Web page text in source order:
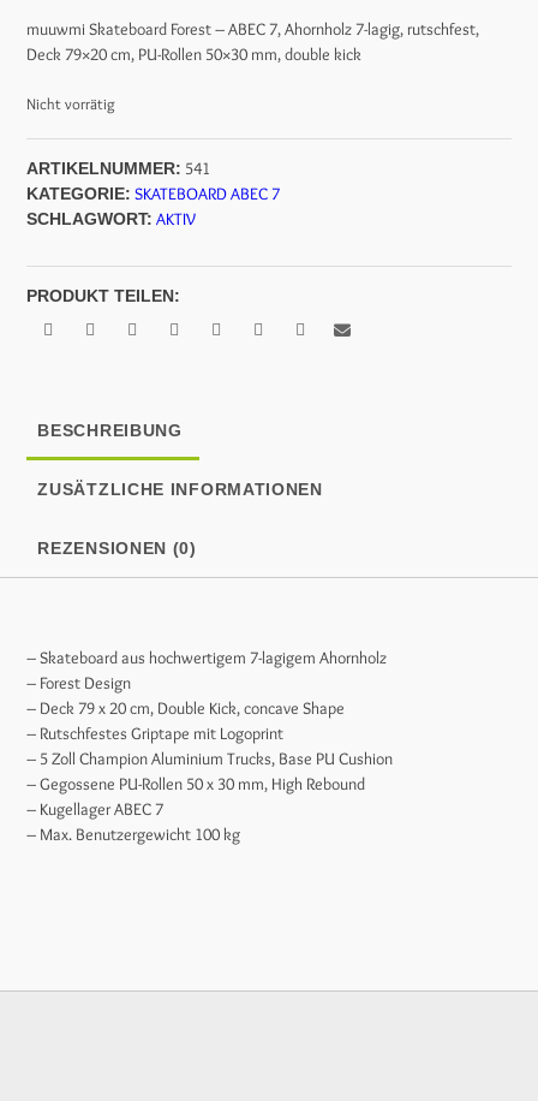
Preis
war:
Preis
ist:
muuwmi Skateboard Forest – ABEC 7, Ahornholz 7-lagig, rutschfest,
Deck 79×20 cm, PU-Rollen 50×30 mm, double kick
Nicht vorrätig
ARTIKELNUMMER: 541
KATEGORIE: SKATEBOARD ABEC 7
SCHLAGWORT: AKTIV
PRODUKT TEILEN:
BESCHREIBUNG
ZUSÄTZLICHE INFORMATIONEN
REZENSIONEN (0)
– Skateboard aus hochwertigem 7-lagigem Ahornholz
– Forest Design
– Deck 79 x 20 cm, Double Kick, concave Shape
– Rutschfestes Griptape mit Logoprint
– 5 Zoll Champion Aluminium Trucks, Base PU Cushion
– Gegossene PU-Rollen 50 x 30 mm, High Rebound
– Kugellager ABEC 7
– Max. Benutzergewicht 100 kg